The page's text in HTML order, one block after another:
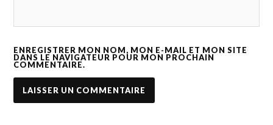
ENREGISTRER MON NOM, MON E-MAIL ET MON SITE
DANS LE NAVIGATEUR POUR MON PROCHAIN
COMMENTAIRE.